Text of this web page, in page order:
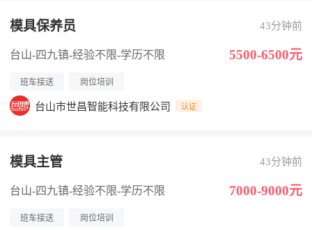
模具保养员 43分钟前
台山-四九镇-经验不限-学历不限 5500-6500元
班车接送 岗位培训
台山市世昌智能科技有限公司 认证
模具主管 43分钟前
台山-四九镇-经验不限-学历不限 7000-9000元
班车接送 岗位培训